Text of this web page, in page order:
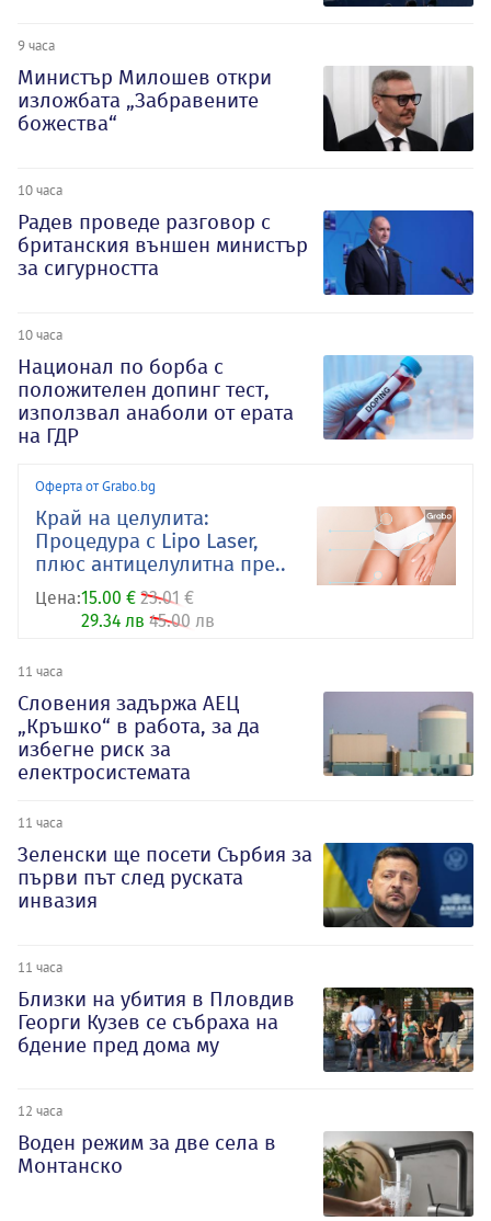
9 часа
Министър Милошев откри
изложбата „Забравените
божества“
10 часа
Радев проведе разговор с
британския външен министър
за сигурността
10 часа
Национал по борба с
положителен допинг тест,
използвал анаболи от ерата
на ГДР
Оферта от Grabo.bg
Край на целулита:
Процедура с Lipo Laser,
плюс aнтицелулитна пре..
Цена:15.00 € 23.01 €
29.34 лв 45.00 лв
11 часа
Словения задържа АЕЦ
„Кръшко“ в работа, за да
избегне риск за
електросистемата
11 часа
Зеленски ще посети Сърбия за
първи път след руската
инвазия
11 часа
Близки на убития в Пловдив
Георги Кузев се събраха на
бдение пред дома му
12 часа
Воден режим за две села в
Монтанско